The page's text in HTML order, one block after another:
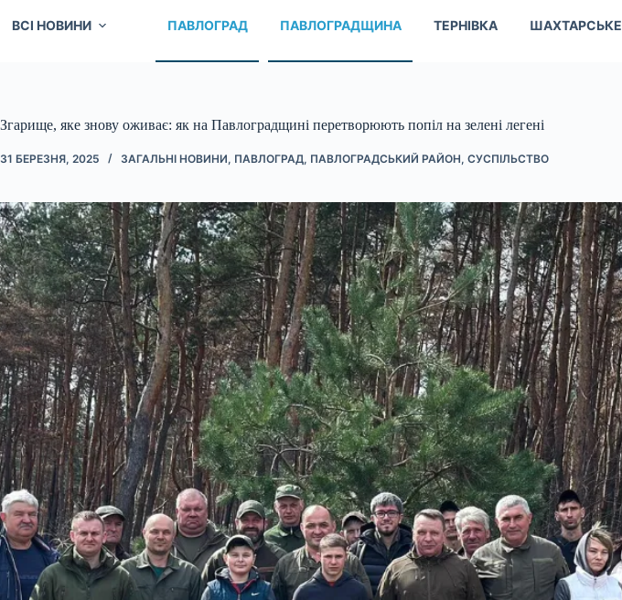
ВСІ НОВИНИ ПАВЛОГРАД ПАВЛОГРАДЩИНА ТЕРНІВКА ШАХТАРСЬКЕ
Згарище, яке знову оживає: як на Павлоградщині перетворюють попіл на зелені легені
31 БЕРЕЗНЯ, 2025 ЗАГАЛЬНІ НОВИНИ, ПАВЛОГРАД, ПАВЛОГРАДСЬКИЙ РАЙОН, СУСПІЛЬСТВО